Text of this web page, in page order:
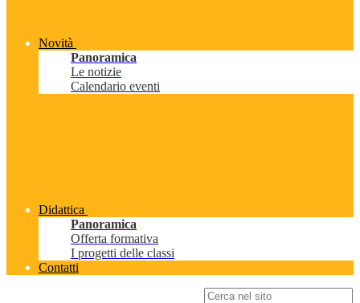
Novità
Panoramica
Le notizie
Calendario eventi
Didattica
Panoramica
Offerta formativa
I progetti delle classi
Contatti